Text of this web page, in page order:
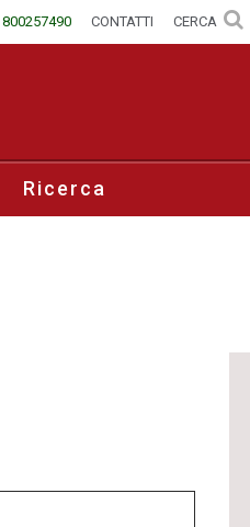
800257490 CONTATTI CERCA
Ricerca